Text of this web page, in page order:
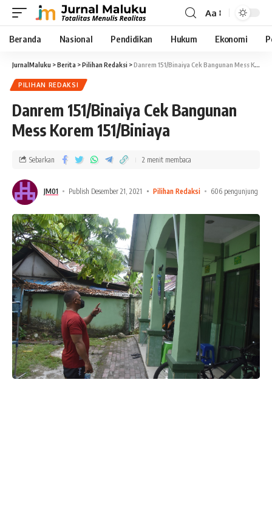
Aa
Beranda Nasional Pendidikan Hukum Ekonomi
JurnalMaluku >Berita >Pilihan Redaksi >Danrem 151/Binaiya Cek Bangunan Mess Korem 151/Biniaya
PILIHAN REDAKSI
Danrem 151/Binaiya Cek Bangunan
Mess Korem 151/Biniaya
JM01 Publish Desember 21, 2021 Pilihan Redaksi 606 pengunjung
Sebarkan 2 menit membaca